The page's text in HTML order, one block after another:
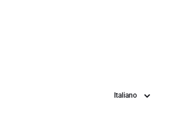
Lingua